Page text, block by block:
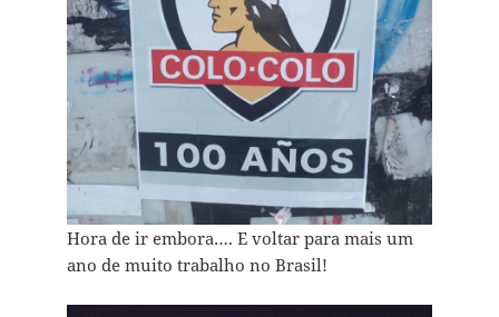
Hora de ir embora…. E voltar para mais um
ano de muito trabalho no Brasil!